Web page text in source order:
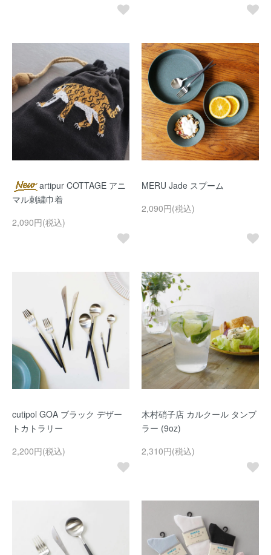
artipur COTTAGE アニ
マル刺繍巾着
2,090円(税込)
MERU Jade スプーム
2,090円(税込)
cutipol GOA ブラック デザー
トカトラリー
2,200円(税込)
木村硝子店 カルクール タンブ
ラー (9oz)
2,310円(税込)